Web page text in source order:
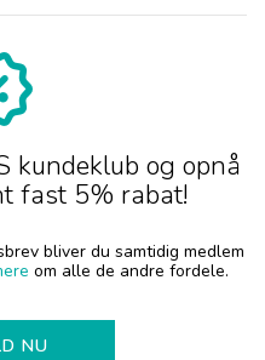
kundeklub og opnå
fast 5% rabat!
bliver du samtidig medlem
om alle de andre fordele.
NU